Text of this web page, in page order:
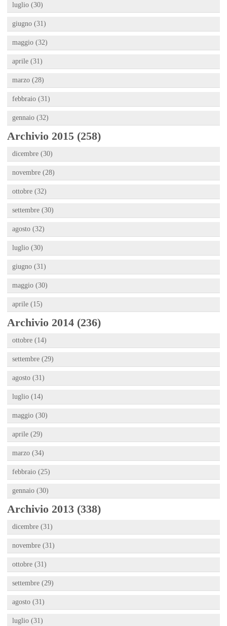
luglio (30)
giugno (31)
maggio (32)
aprile (31)
marzo (28)
febbraio (31)
gennaio (32)
Archivio 2015 (258)
dicembre (30)
novembre (28)
ottobre (32)
settembre (30)
agosto (32)
luglio (30)
giugno (31)
maggio (30)
aprile (15)
Archivio 2014 (236)
ottobre (14)
settembre (29)
agosto (31)
luglio (14)
maggio (30)
aprile (29)
marzo (34)
febbraio (25)
gennaio (30)
Archivio 2013 (338)
dicembre (31)
novembre (31)
ottobre (31)
settembre (29)
agosto (31)
luglio (31)